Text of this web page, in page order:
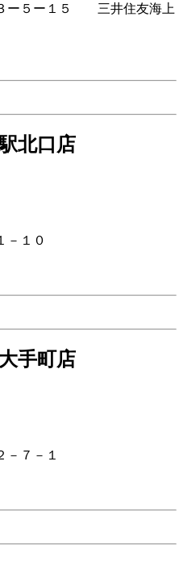
ー５ー１５ 三井住友海上
北口店
－１０
手町店
－７－１